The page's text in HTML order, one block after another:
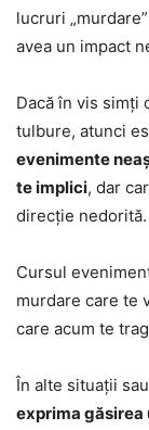
lucruri
avea un impact
Dacă în vis simți
tulbure, atunci
evenimente
te implici, dar
direcție nedorită.
Cursul
murdare care te
care acum te
În alte situații
exprima găsirea